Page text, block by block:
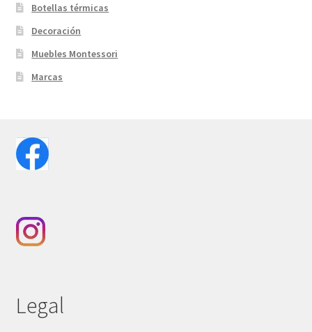
Botellas térmicas
Decoración
Muebles Montessori
Marcas
Legal